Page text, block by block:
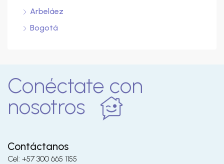
Arbeláez
Bogotá
Conéctate con
nosotros
Contáctanos
Cel: +57 300 665 1155